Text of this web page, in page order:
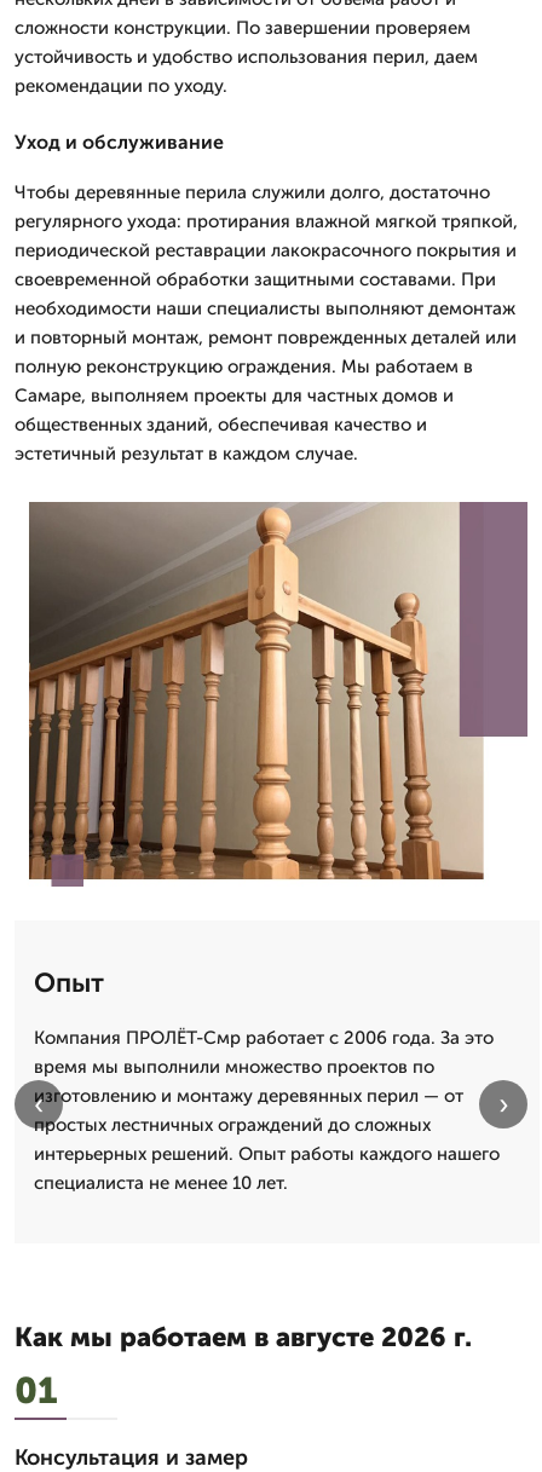
сложности конструкции. По завершении проверяем
устойчивость и удобство использования перил, даем
рекомендации по уходу.
Уход и обслуживание
Чтобы деревянные перила служили долго, достаточно
регулярного ухода: протирания влажной мягкой тряпкой,
периодической реставрации лакокрасочного покрытия и
своевременной обработки защитными составами. При
необходимости наши специалисты выполняют демонтаж
и повторный монтаж, ремонт поврежденных деталей или
полную реконструкцию ограждения. Мы работаем в
Самаре, выполняем проекты для частных домов и
общественных зданий, обеспечивая качество и
эстетичный результат в каждом случае.
Опыт
Компания ПРОЛЁТ-Смр работает с 2006 года. За это
время мы выполнили множество проектов по
изготовлению и монтажу деревянных перил — от
простых лестничных ограждений до сложных
интерьерных решений. Опыт работы каждого нашего
специалиста не менее 10 лет.
‹ ›
Как мы работаем в августе 2026 г.
01
Консультация и замер